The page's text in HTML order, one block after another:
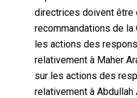
directrices doivent être
recommandations de la
les actions des
relativement à Maher
sur les actions des
relativement à Abdullah